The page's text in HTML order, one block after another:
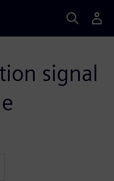
signal